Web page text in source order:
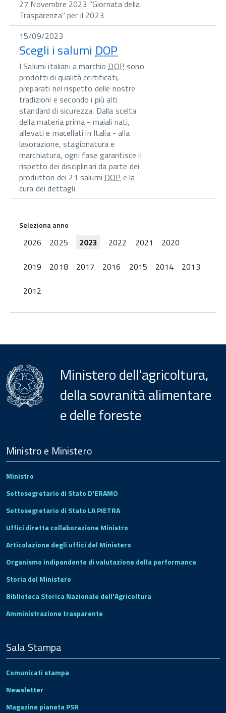
27 Novembre 2023 "Giornata della
Trasparenza" per il 2023
15/09/2023
Scegli i salumi DOP
I Salumi italiani a marchioDOP sono
prodotti di qualità certificati,
preparati nel rispetto delle nostre
tradizioni e secondo i più alti
standard di sicurezza. Dalla scelta
della materia prima - maiali nati,
allevati e macellati in Italia - alla
lavorazione, stagionatura e
marchiatura, ogni fase garantisce il
rispetto dei disciplinari da parte dei
produttori dei 21 salumiDOP e la
cura dei dettagli
Seleziona anno
2026 2025 2023 2022 2021
2020
2019
2018 2017 2016 2015 2014
2013
2012
Ministero dell'agricoltura,
della sovranità alimentare
e delle foreste
Footer
Ministro e Ministero
Ministro
Sottosegretario di Stato D'ERAMO
Sottosegretario di Stato LA PIETRA
Uffici diretta collaborazione Ministro
Articolazione degli uffici del Ministero
Organismo indipendente di valutazione della performance
Storia del Ministero
Biblioteca Storica Nazionale dell'Agricoltura
Amministrazione trasparente
Sala Stampa
Comunicati stampa
Newsletter
Magazine pianeta PSR